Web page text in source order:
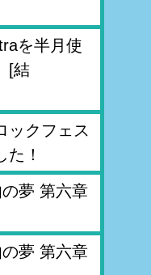
を半月使
[結
ックフェス
た！
夢 第六章
夢 第六章